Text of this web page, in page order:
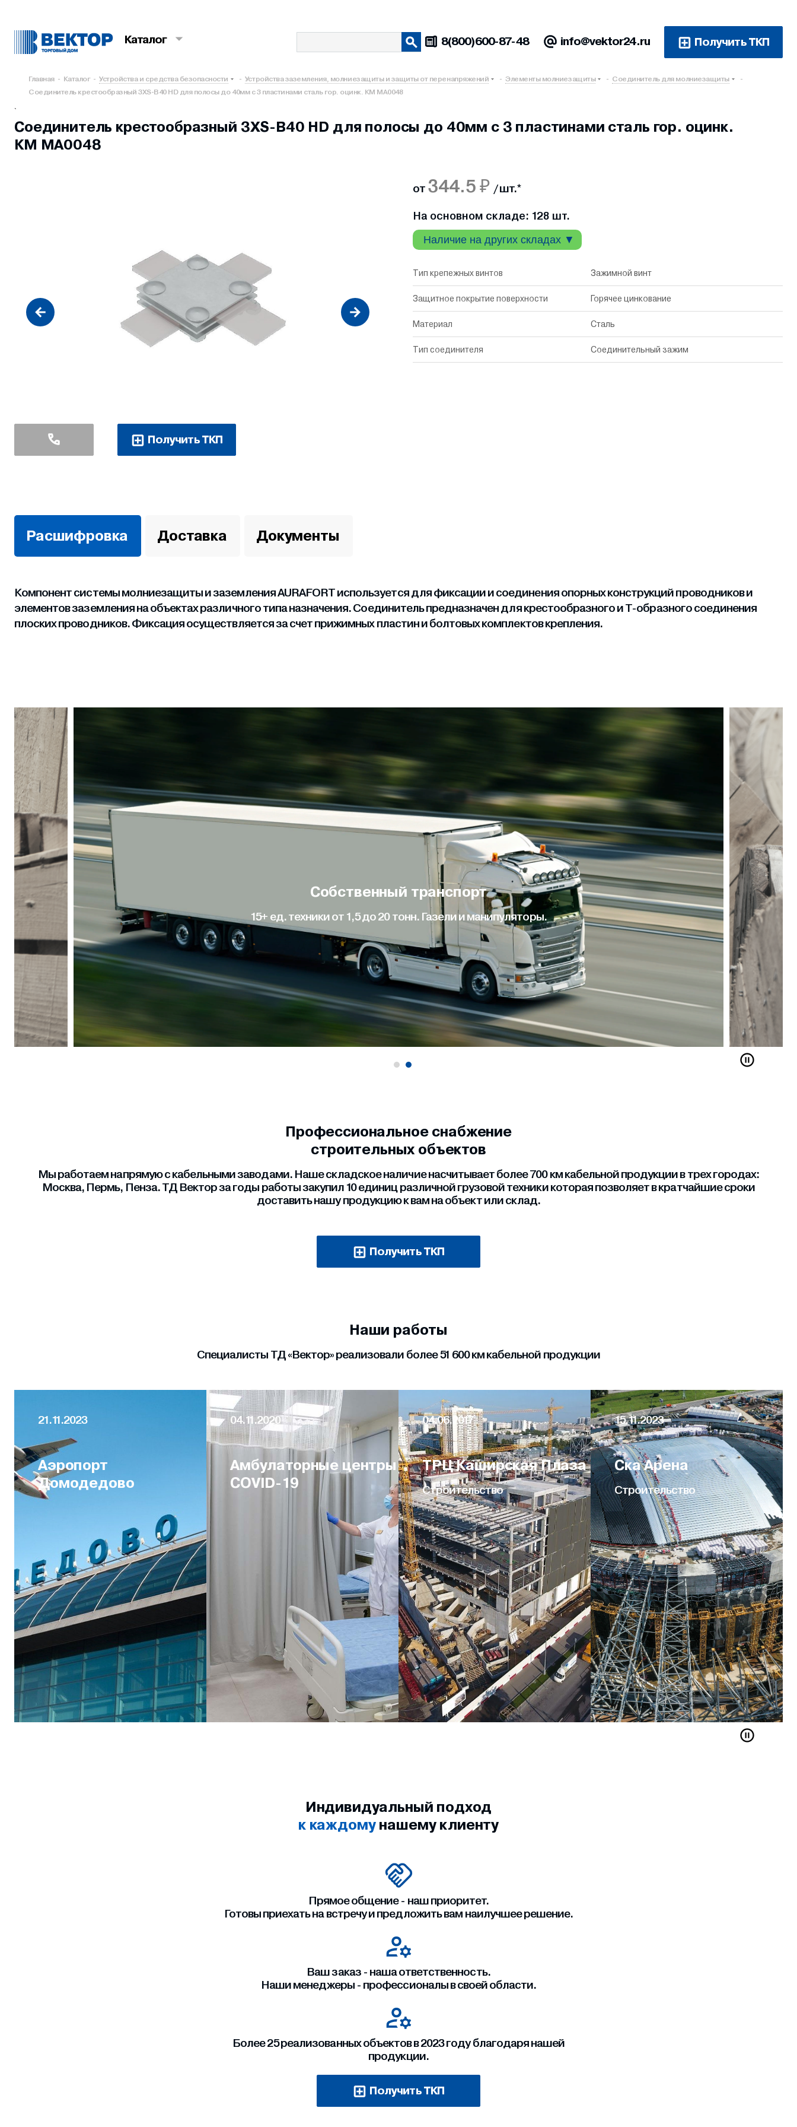
Получить ТКП
info@vektor24.ru
8(800)600-87-48
Каталог
Главная - Каталог - Устройства и средства безопасности - Устройства заземления, молниезащиты и защиты от перенапряжений - Элементы молниезащиты - Соединитель для молниезащиты
-
Соединитель крестообразный 3XS-B40 HD для полосы до 40мм с 3 пластинами сталь гор. оцинк. КМ MA0048
`
Соединитель крестообразный 3XS-B40 HD для полосы до 40мм с 3 пластинами сталь гор. оцинк.
КМ MA0048
от 344.5 ₽ / шт.*
На основном складе: 128 шт.
Наличие на других складах ▼
Тип крепежных винтов Зажимной винт
Защитное покрытие поверхности Горячее цинкование
Материал Сталь
Тип соединителя Соединительный зажим
Получить ТКП
Расшифровка Доставка Документы
Компонент системы молниезащиты и заземления AURAFORT используется для фиксации и соединения опорных конструкций проводников и
элементов заземления на объектах различного типа назначения. Соединитель предназначен для крестообразного и Т-образного соединения
плоских проводников. Фиксация осуществляется за счет прижимных пластин и болтовых комплектов крепления.
Собственный склад кабеля
Это исключает кражу вашего товара на 100 %
Профессиональное снабжение
строительных объектов
Мы работаем напрямую с кабельными заводами. Наше складское наличие насчитывает более 700 км кабельной продукции в трех городах:
Москва, Пермь, Пенза. ТД Вектор за годы работы закупил 10 единиц различной грузовой техники которая позволяет в кратчайшие сроки
доставить нашу продукцию к вам на объект или склад.
Получить ТКП
Наши работы
Специалисты ТД «Вектор» реализовали более 51 600 км кабельной продукции
21.11.2023
Аэропорт
Домодедово
04.11.2020
Амбулаторные центры
COVID-19
04.06.2017
ТРЦ Каширская Плаза
Строительство
15.11.2023
Ска Арена
Строительство
Индивидуальный подход
к каждомунашему клиенту
Прямое общение - наш приоритет.
Готовы приехать на встречу и предложить вам наилучшее решение.
Ваш заказ - наша ответственность.
Наши менеджеры - профессионалы в своей области.
Более 25 реализованных объектов в 2023 году благодаря нашей
продукции.
Получить ТКП